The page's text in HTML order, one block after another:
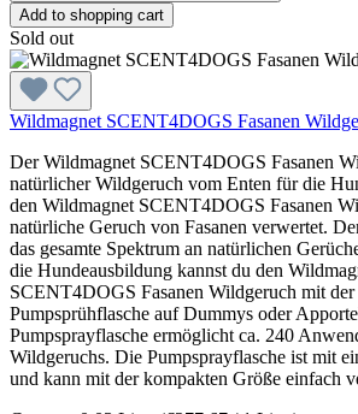
Add to shopping cart
Sold out
Wildmagnet SCENT4DOGS Fasanen
Der Wildmagnet SCENT4DOGS Fasanen
natürlicher Wildgeruch vom Enten für die
den Wildmagnet SCENT4DOGS Fasanen
natürliche Geruch von Fasanen verwertet.
das gesamte Spektrum an natürlichen
die Hundeausbildung kannst du den
SCENT4DOGS Fasanen Wildgeruch mit der
Pumpsprühflasche auf Dummys oder
Pumpsprayflasche ermöglicht ca. 240
Wildgeruchs. Die Pumpsprayflasche ist mit
und kann mit der kompakten Größe einfach